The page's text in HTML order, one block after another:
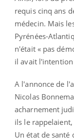
requis cinq ans
médecin. Mais
Pyrénées-
n'était « pas
il avait
A l'annonce de
Nicolas
acharnement
ils le rappelaient,
Un état de santé